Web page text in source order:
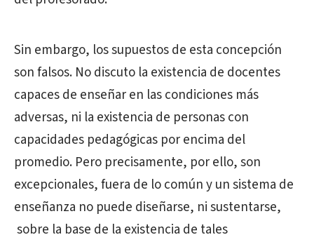
Sin embargo, los supuestos de esta concepción
son falsos. No discuto la existencia de docentes
capaces de enseñar en las condiciones más
adversas, ni la existencia de personas con
capacidades pedagógicas por encima del
promedio. Pero precisamente, por ello, son
excepcionales, fuera de lo común y un sistema de
enseñanza no puede diseñarse, ni sustentarse,
sobre la base de la existencia de tales